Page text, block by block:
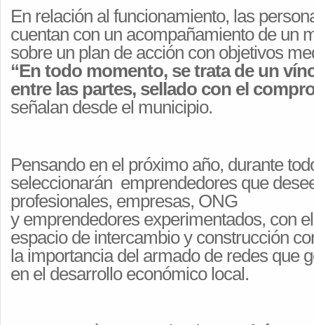
En relación al funcionamiento, las
cuentan con un acompañamiento de un
sobre un plan de acción con objetivos
“En todo momento, se trata de un
entre las partes, sellado con el
señalan desde el municipio.
Pensando en el próximo año, durante
seleccionarán emprendedores que
profesionales, empresas, ONG
y emprendedores experimentados, con
espacio de intercambio y construcción
la importancia del armado de redes que
en el desarrollo económico local.